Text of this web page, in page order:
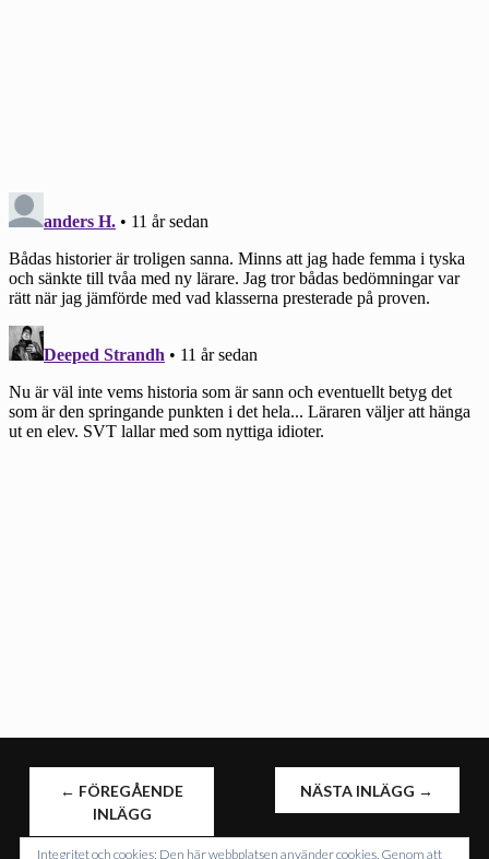
INLÄGGSNAVIGERING
← FÖREGÅENDE
INLÄGG
NÄSTA INLÄGG →
Integritet och cookies: Den här webbplatsen använder cookies. Genom att